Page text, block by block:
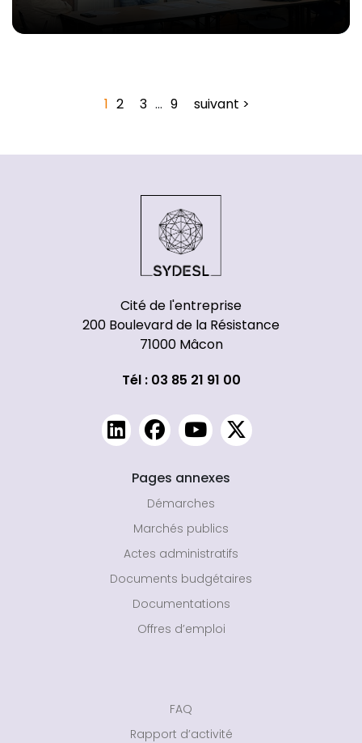
1 2 3 … 9 suivant >
Cité de l'entreprise
200 Boulevard de la Résistance
71000 Mâcon
Tél : 03 85 21 91 00
Pages annexes
Démarches
Marchés publics
Actes administratifs
Documents budgétaires
Documentations
Offres d’emploi
FAQ
Rapport d’activité